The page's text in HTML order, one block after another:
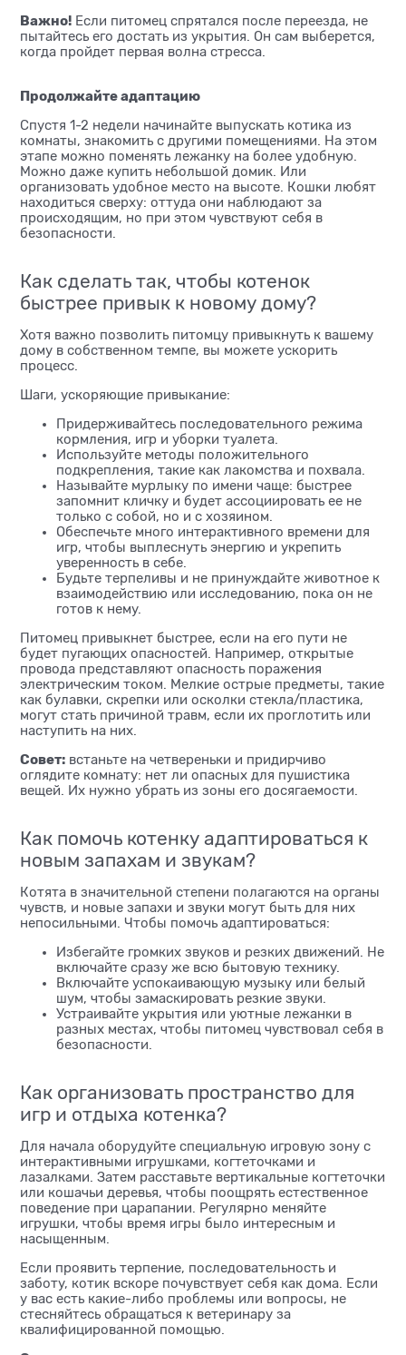
Важно! Если питомец спрятался после переезда, не
пытайтесь его достать из укрытия. Он сам выберется,
когда пройдет первая волна стресса.
Продолжайте адаптацию
Спустя 1-2 недели начинайте выпускать котика из
комнаты, знакомить с другими помещениями. На этом
этапе можно поменять лежанку на более удобную.
Можно даже купить небольшой домик. Или
организовать удобное место на высоте. Кошки любят
находиться сверху: оттуда они наблюдают за
происходящим, но при этом чувствуют себя в
безопасности.
Как сделать так, чтобы котенок
быстрее привык к новому дому?
Хотя важно позволить питомцу привыкнуть к вашему
дому в собственном темпе, вы можете ускорить
процесс.
Шаги, ускоряющие привыкание:
Придерживайтесь последовательного режима
кормления, игр и уборки туалета.
Используйте методы положительного
подкрепления, такие как лакомства и похвала.
Называйте мурлыку по имени чаще: быстрее
запомнит кличку и будет ассоциировать ее не
только с собой, но и с хозяином.
Обеспечьте много интерактивного времени для
игр, чтобы выплеснуть энергию и укрепить
уверенность в себе.
Будьте терпеливы и не принуждайте животное к
взаимодействию или исследованию, пока он не
готов к нему.
Питомец привыкнет быстрее, если на его пути не
будет пугающих опасностей. Например, открытые
провода представляют опасность поражения
электрическим током. Мелкие острые предметы, такие
как булавки, скрепки или осколки стекла/пластика,
могут стать причиной травм, если их проглотить или
наступить на них.
Совет: встаньте на четвереньки и придирчиво
оглядите комнату: нет ли опасных для пушистика
вещей. Их нужно убрать из зоны его досягаемости.
Как помочь котенку адаптироваться к
новым запахам и звукам?
Котята в значительной степени полагаются на органы
чувств, и новые запахи и звуки могут быть для них
непосильными. Чтобы помочь адаптироваться:
Избегайте громких звуков и резких движений. Не
включайте сразу же всю бытовую технику.
Включайте успокаивающую музыку или белый
шум, чтобы замаскировать резкие звуки.
Устраивайте укрытия или уютные лежанки в
разных местах, чтобы питомец чувствовал себя в
безопасности.
Как организовать пространство для
игр и отдыха котенка?
Для начала оборудуйте специальную игровую зону с
интерактивными игрушками, когтеточками и
лазалками. Затем расставьте вертикальные когтеточки
или кошачьи деревья, чтобы поощрять естественное
поведение при царапании. Регулярно меняйте
игрушки, чтобы время игры было интересным и
насыщенным.
Если проявить терпение, последовательность и
заботу, котик вскоре почувствует себя как дома. Если
у вас есть какие-либо проблемы или вопросы, не
стесняйтесь обращаться к ветеринару за
квалифицированной помощью.